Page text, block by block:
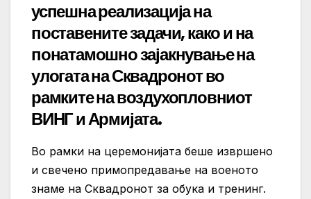
успешна реализација на
поставените задачи, како и на
понатамошно зајакнување на
улогата на Сквадронот во
рамките на воздухопловниот
ВИНГ и Армијата.
Во рамки на церемонијата беше извршено
и свечено примопредавање на военото
знаме на Сквадронот за обука и тренинг.